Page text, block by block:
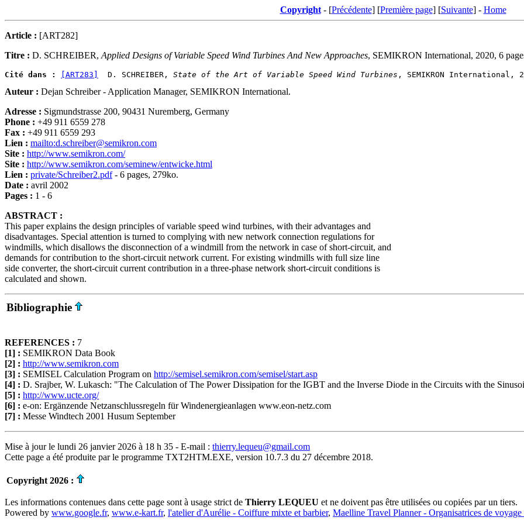
Copyright- [Précédente] [Première page] [Suivante] - Home
Article : [ART282]
Titre : D. SCHREIBER, Applied Designs of Variable Speed Wind Turbines And New Approaches, SEMIKRON International, 2020, 6
Cité dans : [ART283]
  D. SCHREIBER,
State of the Art of Variable Speed Wind Turbines
Auteur : Dejan Schreiber - Application Manager, SEMIKRON International.
Adresse : Sigmundstrasse 200, 90431 Nuremberg, Germany
Phone : +49 911 6559 278
Fax : +49 911 6559 293
Lien : mailto:d.schreiber@semikron.com
Site : http://www.semikron.com/
Site : http://www.semikron.com/seminew/entwicke.html
Lien : private/Schreiber2.pdf- 6 pages, 279ko.
Date : avril 2002
Pages : 1 - 6
ABSTRACT :
This paper explains the design principles of variable speed wind turbines, with their advantages and
disadvantages. Special attention is turned to complying with new network connection regulations for
windmills, which disallows the disconnection of a windmill from the network in case of short-circuit, and
demands for contribution to the short-circuit network current. For existing windmills with full size line
side converter, the short-circuit current contribution in a three-phase network short-circuit conditions is
calculated and shown.
Bibliographie
REFERENCES : 7
[1] : SEMIKRON Data Book
[2] : http://www.semikron.com
[3] : SEMISEL Calculation Program on http://semisel.semikron.com/semisel/start.asp
[4] : D. Srajber, W. Lukasch: "The Calculation of The Power Dissipation for the IGBT and the Inverse Diode in the Circuits with the
[5] : http://www.ucte.org/
[6] : e-on: Ergänzende Netzanschlussregeln für Windenergieanlagen www.eon-netz.com
[7] : Messe Windtech 2001 Husum September
Mise à jour le lundi 26 janvier 2026 à 18 h 35 - E-mail : thierry.lequeu@gmail.com
Cette page a été produite par le programme TXT2HTM.EXE, version 10.7.3 du 27 décembre 2018.
Copyright 2026 :
Les informations contenues dans cette page sont à usage strict de Thierry LEQUEU et ne doivent pas être utilisées ou copiées par un tiers.
Powered by www.google.fr, www.e-kart.fr, l'atelier d'Aurélie - Coiffure mixte et barbier, Maelline Travel Planner - Organisatrices de voyage